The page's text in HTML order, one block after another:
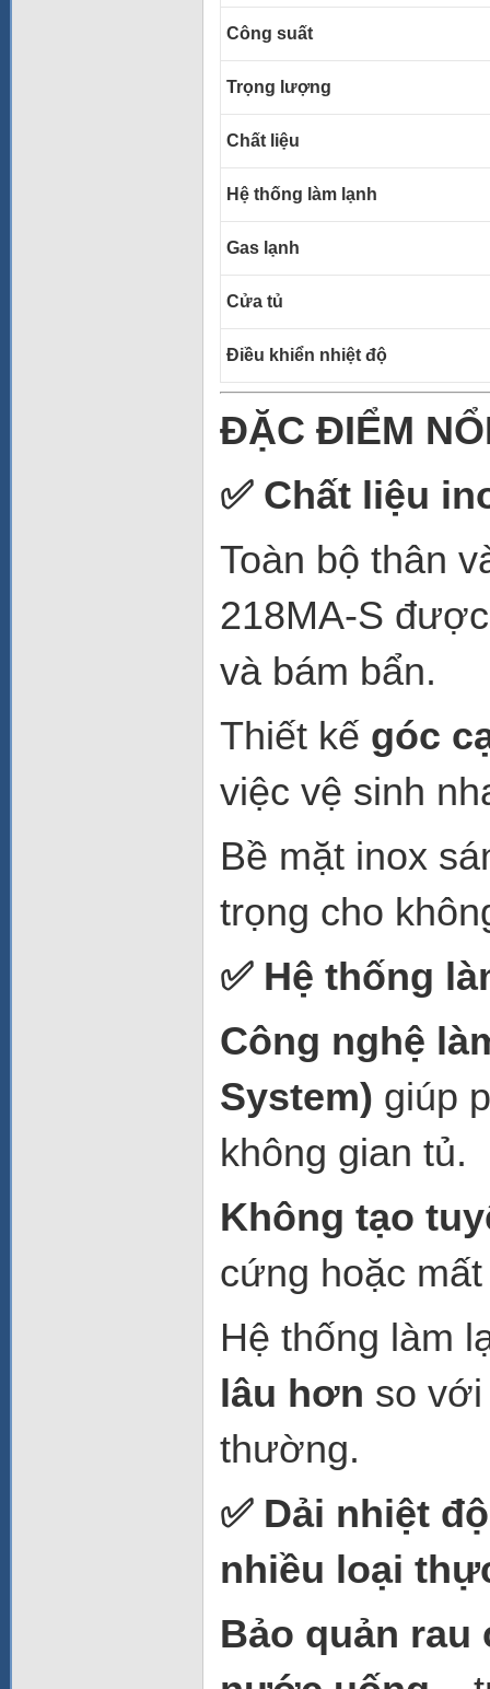
Công suất
Trọng lượng
Chất liệu
Hệ thống làm lạnh
Gas lạnh
Cửa tủ
Điều khiển nhiệt độ
ĐẶC ĐIỂM
✅Chất liệu
Toàn bộ thân
218MA-S
và bám bẩn.
Thiết kế góc
việc vệ sinh
Bề mặt inox
trọng cho
✅Hệ thống
Công nghệ
System) giúp
không gian tủ.
Không tạo
cứng hoặc
Hệ thống làm
lâu hơn so
thường.
✅Dải nhiệt độ
nhiều loại
Bảo quản rau